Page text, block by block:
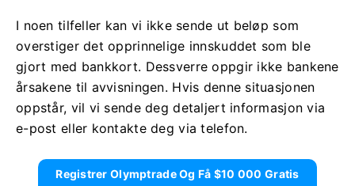
I noen tilfeller kan vi ikke sende ut beløp som
overstiger det opprinnelige innskuddet som ble
gjort med bankkort. Dessverre oppgir ikke bankene
årsakene til avvisningen. Hvis denne situasjonen
oppstår, vil vi sende deg detaljert informasjon via
e-post eller kontakte deg via telefon.
Registrer Olymptrade Og Få $10 000 Gratis